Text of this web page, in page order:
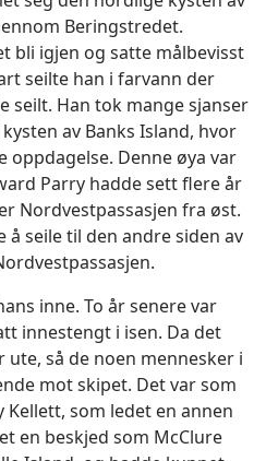
Beringstredet.
bli igjen og satte målbevisst
seilte han i farvann der
seilt. Han tok mange sjanser
av Banks Island, hvor
oppdagelse. Denne øya var
Parry hadde sett flere år
Nordvestpassasjen fra øst.
å seile til den andre siden av
inne. To år senere var
innestengt i isen. Da det
så de noen mennesker i
mot skipet. Det var som
som ledet en annen
en beskjed som McClure